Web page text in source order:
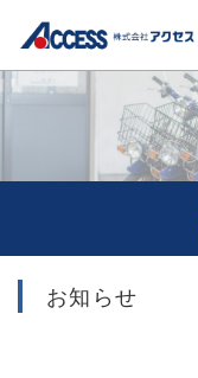
お知らせ